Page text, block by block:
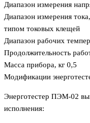
Диапазон измерения
Диапазон измерения
типом токовых клещей
Диапазон рабочих
Продолжительность
Масса прибора, кг 0,5
Модификации
Энерготестер ПЭМ-02
исполнения: